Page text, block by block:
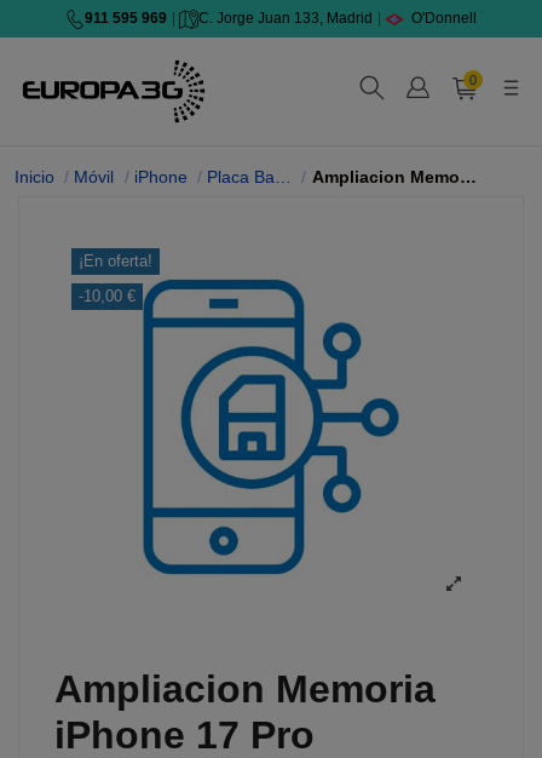
911 595 969 C. Jorge Juan 133, Madrid O'Donnell
0
Inicio Móvil iPhone Placa Base iPhone Ampliacion Memoria iPhone 17 Pro
¡En oferta!
-10,00 €
Ampliacion Memoria
iPhone 17 Pro